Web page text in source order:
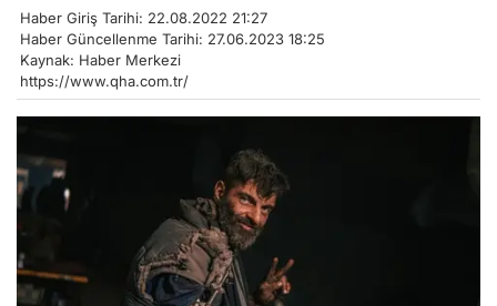
Haber Giriş Tarihi: 22.08.2022 21:27
Haber Güncellenme Tarihi: 27.06.2023 18:25
Kaynak: Haber Merkezi
https://www.qha.com.tr/